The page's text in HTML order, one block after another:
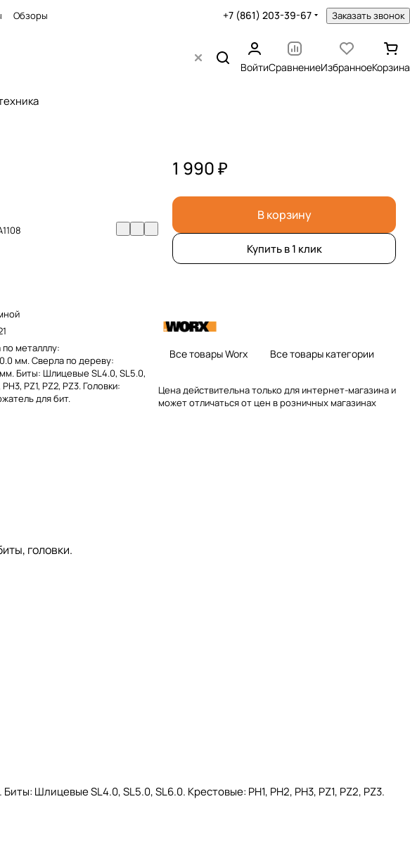
Обзоры +7 (861) 203-39-67 Заказать звонок
ВойтиСравнениеИзбранноеКорзина
металллу:
мм. Сверла по дереву:
Биты: Шлицевые SL4.0, SL5.0,
PZ1, PZ2, PZ3. Головки:
для бит.
1 990 ₽
В корзину
Купить в 1 клик
Все товары Worx Все товары категории
Цена действительна только для интернет-магазина и
может отличаться от цен в розничных магазинах
головки.
Шлицевые SL4.0, SL5.0, SL6.0. Крестовые: PH1, PH2, PH3, PZ1, PZ2, PZ3.